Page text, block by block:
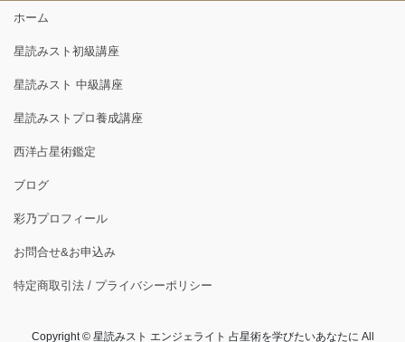
ホーム
星読みスト初級講座
星読みスト 中級講座
星読みストプロ養成講座
西洋占星術鑑定
ブログ
彩乃プロフィール
お問合せ&お申込み
特定商取引法 / プライバシーポリシー
Copyright © 星読みスト エンジェライト 占星術を学びたいあなたに All